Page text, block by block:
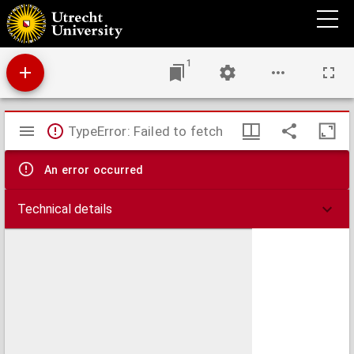
Handboek voor de minnaars der HH. Harten van Jesus en Maria.
1
Mirador
viewer
TypeError: Failed to fetch
An error occurred
Technical details